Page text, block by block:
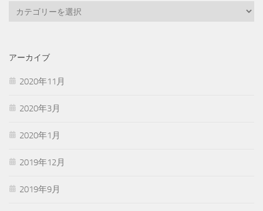
ー
アーカイブ
2020年11月
2020年3月
2020年1月
2019年12月
2019年9月